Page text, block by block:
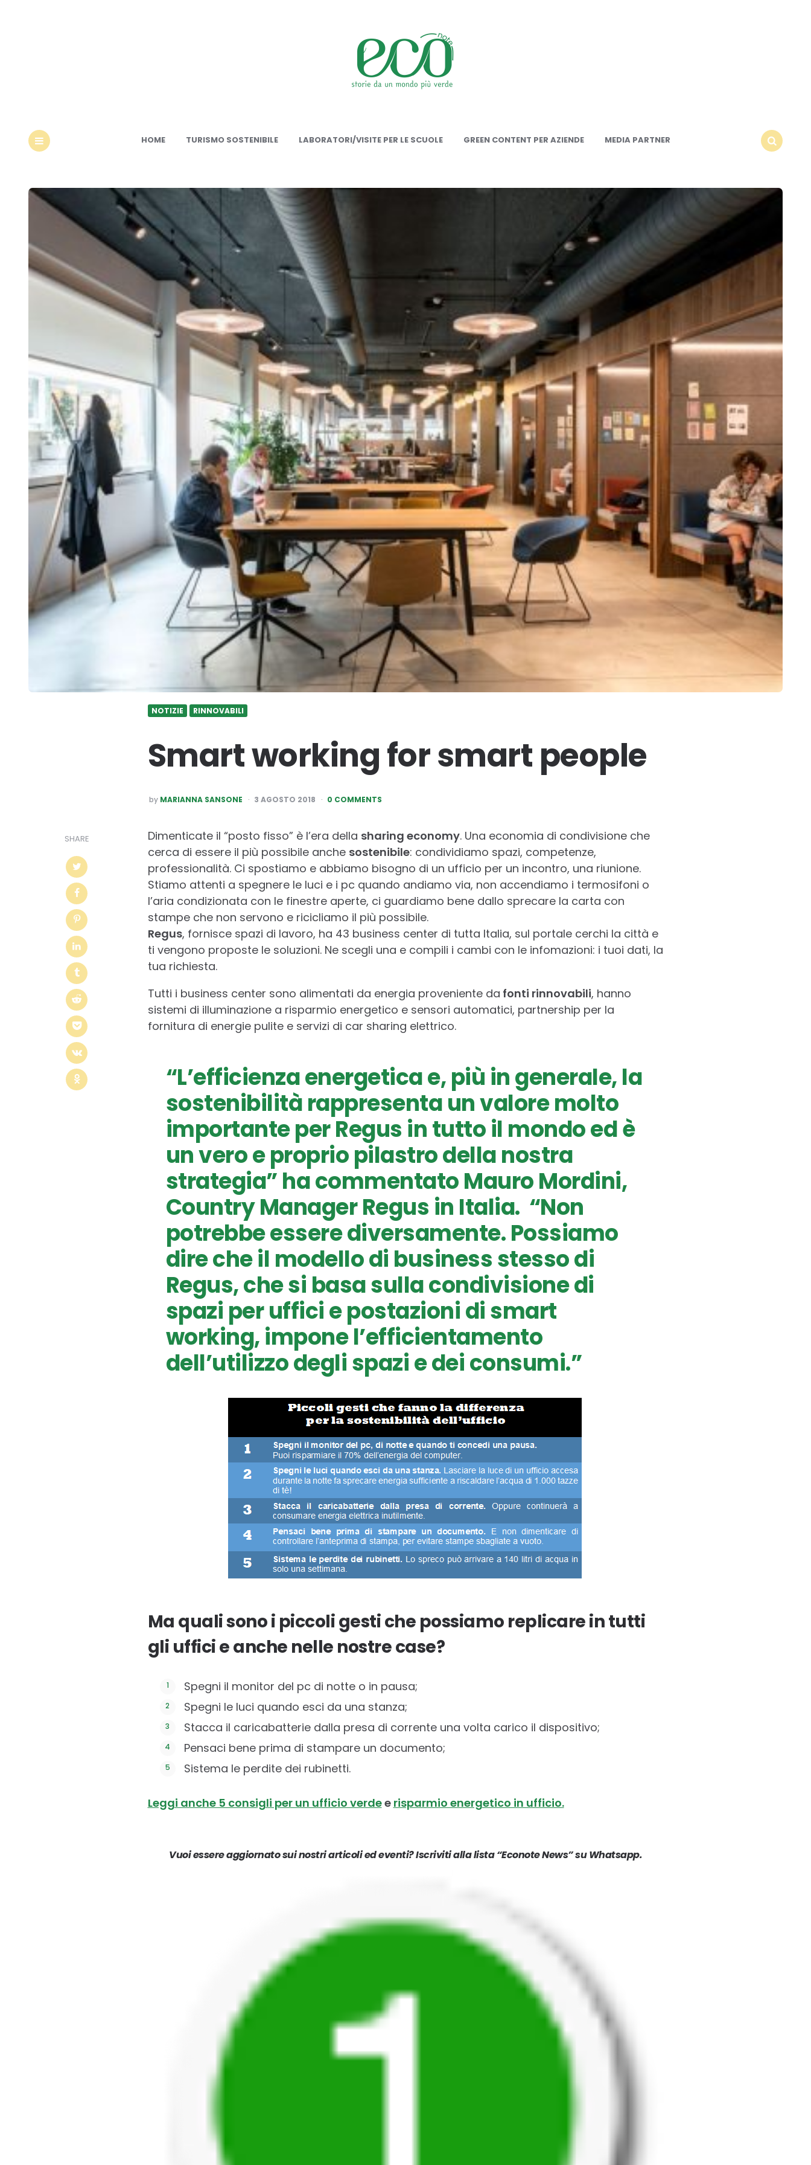
HOME TURISMO SOSTENIBILE LABORATORI/VISITE PER LE SCUOLE GREEN CONTENT PER AZIENDE
MEDIA PARTNER
NOTIZIE RINNOVABILI
Smart working for smart people
POSTED
BY
by MARIANNA SANSONE 3 AGOSTO 2018 0 COMMENTS
SHARE Dimenticate il “posto fisso” è l’era della sharing economy. Una economia di condivisione che
cerca di essere il più possibile anche sostenibile: condividiamo spazi, competenze,
professionalità. Ci spostiamo e abbiamo bisogno di un ufficio per un incontro, una riunione.
Stiamo attenti a spegnere le luci e i pc quando andiamo via, non accendiamo i termosifoni o
l’aria condizionata con le finestre aperte, ci guardiamo bene dallo sprecare la carta con
stampe che non servono e ricicliamo il più possibile.
Regus, fornisce spazi di lavoro, ha 43 business center di tutta Italia, sul portale cerchi la città e
ti vengono proposte le soluzioni. Ne scegli una e compili i cambi con le infomazioni: i tuoi dati, la
tua richiesta.
Tutti i business center sono alimentati da energia proveniente da fonti rinnovabili, hanno
sistemi di illuminazione a risparmio energetico e sensori automatici, partnership per la
fornitura di energie pulite e servizi di car sharing elettrico.
“L’efficienza energetica e, più in generale, la
sostenibilità rappresenta un valore molto
importante per Regus in tutto il mondo ed è
un vero e proprio pilastro della nostra
strategia” ha commentato Mauro Mordini,
Country Manager Regus in Italia. “Non
potrebbe essere diversamente. Possiamo
dire che il modello di business stesso di
Regus, che si basa sulla condivisione di
spazi per uffici e postazioni di smart
working, impone l’efficientamento
dell’utilizzo degli spazi e dei consumi.”
Ma quali sono i piccoli gesti che possiamo replicare in tutti
gli uffici e anche nelle nostre case?
Spegni il monitor del pc di notte o in pausa;
Spegni le luci quando esci da una stanza;
Stacca il caricabatterie dalla presa di corrente una volta carico il dispositivo;
Pensaci bene prima di stampare un documento;
Sistema le perdite dei rubinetti.
Leggi anche 5 consigli per un ufficio verdee risparmio energetico in ufficio.
Vuoi essere aggiornato sui nostri articoli ed eventi? Iscriviti alla lista “Econote News” su Whatsapp.